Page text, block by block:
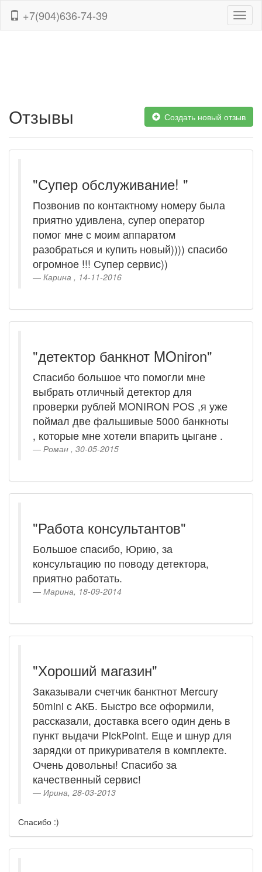
+7(904)636-74-39
Отзывы Создать новый отзыв
"Супер обслуживание! "
Позвонив по контактному номеру была
приятно удивлена, супер оператор
помог мне с моим аппаратом
разобраться и купить новый)))) спасибо
огромное !!! Супер сервис))
Карина , 14-11-2016
"детектор банкнот MOniron"
Спасибо большое что помогли мне
выбрать отличный детектор для
проверки рублей MONIRON POS ,я уже
поймал две фальшивые 5000 банкноты
, которые мне хотели впарить цыгане .
Роман , 30-05-2015
"Работа консультантов"
Большое спасибо, Юрию, за
консультацию по поводу детектора,
приятно работать.
Марина, 18-09-2014
"Хороший магазин"
Заказывали счетчик банктнот Mercury
50mini с АКБ. Быстро все оформили,
рассказали, доставка всего один день в
пункт выдачи PickPoint. Еще и шнур для
зарядки от прикуривателя в комплекте.
Очень довольны! Спасибо за
качественный сервис!
Ирина, 28-03-2013
Спасибо :)